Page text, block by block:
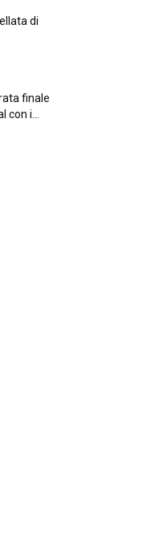
di
finale
i...